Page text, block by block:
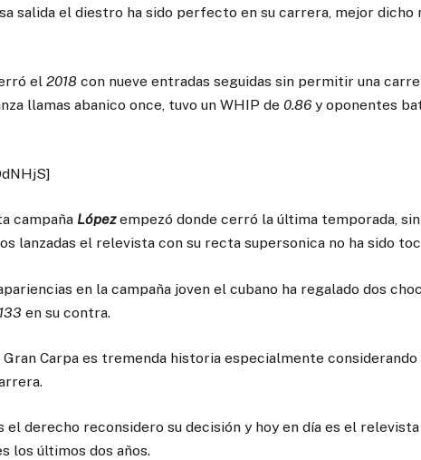
salida el diestro ha sido perfecto en su carrera, mejor dicho
el2018 con nueve entradas seguidas sin permitir una
llamas abanico once, tuvo un WHIP de0.86y oponentes
campaña Lópezempezó donde cerró la última temporada,
lanzadas el relevista con su recta supersonica no ha sido
en la campaña joven el cubano ha regalado dos
en su contra.
Gran Carpa es tremenda historia especialmente considerando
el derecho reconsidero su decisión y hoy en día es el
los últimos dos años.